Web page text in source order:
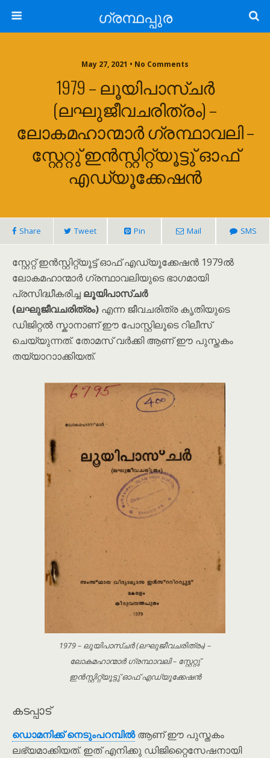
ഗ്രന്ഥപ്പുര
May 27, 2021 • No Comments
1979 – ലൂയിപാസ്ചർ
(ലഘുജീവചരിത്രം) –
ലോകമഹാന്മാർ ഗ്രന്ഥാവലി –
സ്റ്റേറ്റു് ഇൻസ്റ്റിറ്റ്യൂട്ടു് ഓഫ്
എഡ്യൂക്കേഷൻ
Share Tweet Pin Mail SMS
സ്റ്റേറ്റ് ഇൻസ്റ്റിറ്റ്യൂട്ട് ഓഫ് എഡ്യൂക്കേഷൻ 1979ൽ
ലോകമഹാന്മാർ ഗ്രന്ഥാവലിയുടെ ഭാഗമായി
പ്രസിദ്ധീകരിച്ച ലൂയിപാസ്ചർ
(ലഘുജീവചരിത്രം) എന്ന ജീവചരിത്ര കൃതിയുടെ
ഡിജിറ്റൽ സ്കാനാണ് ഈ പോസ്റ്റിലൂടെ റിലീസ്
ചെയ്യുന്നത്. തോമസ് വർക്കി ആണ് ഈ പുസ്തകം
തയ്യാറാാക്കിയത്.
1979 – ലൂയിപാസ്ചർ (ലഘുജീവചരിത്രം) –
ലോകമഹാന്മാർ ഗ്രന്ഥാവലി – സ്റ്റേറ്റു്
ഇൻസ്റ്റിറ്റ്യൂട്ടു് ഓഫ് എഡ്യൂക്കേഷൻ
കടപ്പാട്
ഡൊമനിക്ക് നെടും‌പറമ്പിൽആണ് ഈ പുസ്തകം
ലഭ്യമാക്കിയത്. ഇത് എനിക്കു ഡിജിറ്റൈസേഷനായി